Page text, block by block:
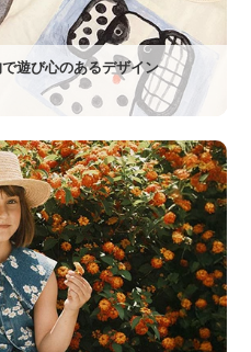
遊び心のあるデザイン